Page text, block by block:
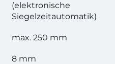
(elektronische
Siegelzeitautomatik)
max. 250 mm
8 mm